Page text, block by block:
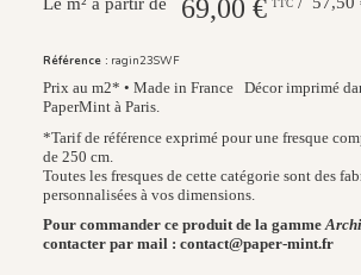
69,00 € TTC
Référence : ragin23SWF
Prix au m2* • Made in France Décor imprimé
PaperMint à Paris.
*Tarif de référence exprimé pour une fresque
de 250 cm.
Toutes les fresques de cette catégorie sont des
personnalisées à vos dimensions.
Pour commander ce produit de la gamme
contacter par mail : contact@paper-mint.fr